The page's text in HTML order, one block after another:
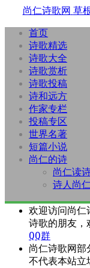
尚仁诗歌网 草
首页
诗歌精选
诗歌大全
诗歌赏析
诗歌投稿
诗和远方
作家专栏
投稿专区
世界名著
短篇小说
尚仁的诗
尚仁读
诗人尚仁
欢迎访问尚仁
诗歌的朋友，
QQ群
尚仁诗歌网部
不代表本站立